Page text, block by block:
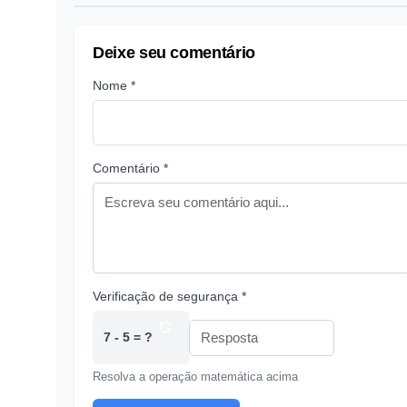
Deixe seu comentário
Nome *
Comentário *
Verificação de segurança *
7 - 5 = ?
Resolva a operação matemática acima